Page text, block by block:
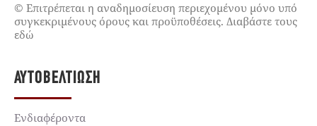
© Επιτρέπεται η αναδημοσίευση περιεχομένου μόνο υπό
συγκεκριμένους όρους και προϋποθέσεις. Διαβάστε τους
εδώ
ΑΥΤΟΒΕΛΤΊΩΣΗ
Ενδιαφέροντα